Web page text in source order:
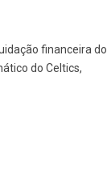
financeira do
do Celtics,